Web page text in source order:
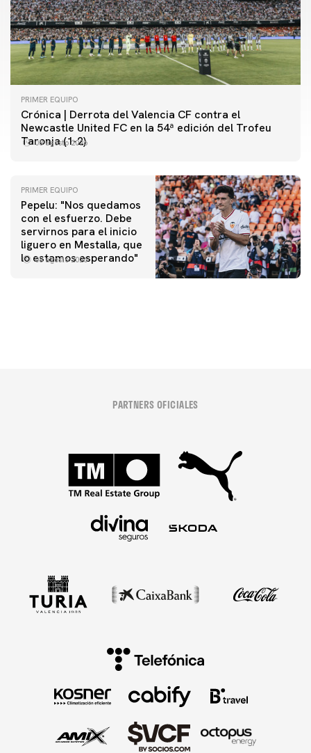
PRIMER EQUIPO
Crónica | Derrota del Valencia CF contra el
Newcastle United FC en la 54ª edición del Trofeu
Taronja (1-2)
08 agosto 2026
PRIMER EQUIPO
Pepelu: "Nos quedamos
con el esfuerzo. Debe
servirnos para el inicio
liguero en Mestalla, que
lo estamos esperando"
08 agosto 2026
PRIMER EQUIPO
Las fotos del Valencia CF-Newcastle United FC
PRIMER EQUIPO
MESTALLA 📍
PARTNERS OFICIALES